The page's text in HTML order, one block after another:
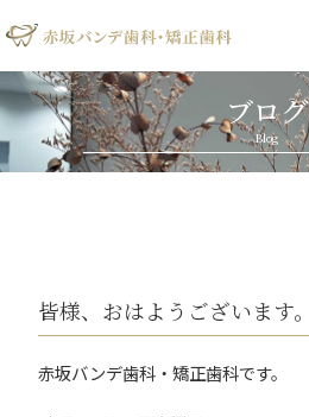
ブログ
Blog
皆様、おはようございます。
赤坂バンデ歯科・矯正歯科です。